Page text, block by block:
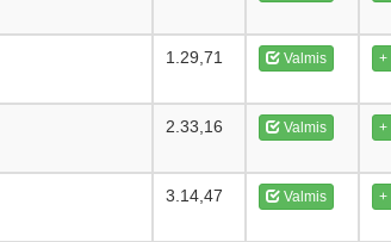
1.29,71 Valmis +
2.33,16 Valmis +
3.14,47 Valmis +